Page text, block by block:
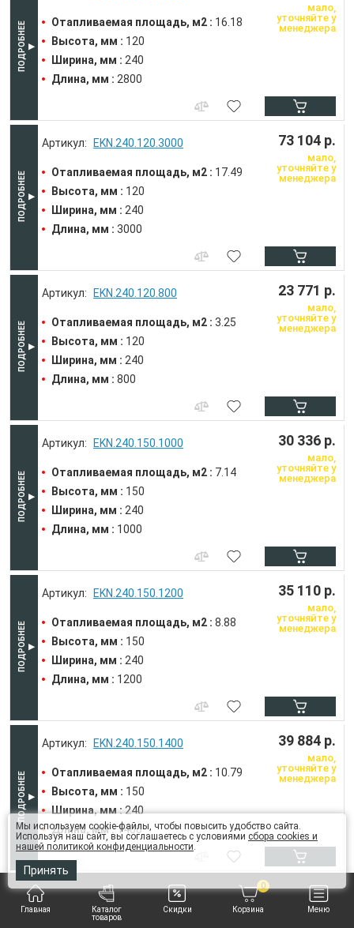
Главная
Каталог
товаров
Скидки Корзина
0
Меню
Отапливаемая площадь, м2 : 16.18
Высота, мм : 120
Ширина, мм : 240
Длина, мм : 2800
мало,
уточняйте у
менеджера
EKN.240.120.3000
Отапливаемая площадь, м2 : 17.49
Высота, мм : 120
Ширина, мм : 240
Длина, мм : 3000
73 104 р.
мало,
уточняйте у
менеджера
EKN.240.120.800
Отапливаемая площадь, м2 : 3.25
Высота, мм : 120
Ширина, мм : 240
Длина, мм : 800
23 771 р.
мало,
уточняйте у
менеджера
EKN.240.150.1000
Отапливаемая площадь, м2 : 7.14
Высота, мм : 150
Ширина, мм : 240
Длина, мм : 1000
30 336 р.
мало,
уточняйте у
менеджера
EKN.240.150.1200
Отапливаемая площадь, м2 : 8.88
Высота, мм : 150
Ширина, мм : 240
Длина, мм : 1200
35 110 р.
мало,
уточняйте у
менеджера
EKN.240.150.1400
Отапливаемая площадь, м2 : 10.79
Высота, мм : 150
Ширина, мм :240
Длина, мм :1400
39 884 р.
мало,
уточняйте у
менеджера
EKN.240.150.1600
Отапливаемая площадь, м2 :
44 658 р.
мало,
Мы используем cookie-файлы, чтобы повысить удобство сайта.
Используя наш сайт, вы соглашаетесь с условиями сбора cookies и
нашей политикой конфиденциальности.
Принять